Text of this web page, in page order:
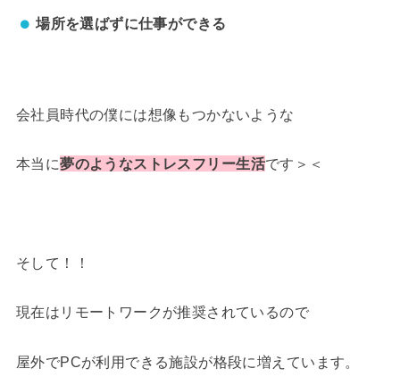
場所を選ばずに仕事ができる
会社員時代の僕には想像もつかないような
本当に夢のようなストレスフリー生活です＞＜
そして！！
現在はリモートワークが推奨されているので
屋外でPCが利用できる施設が格段に増えています。